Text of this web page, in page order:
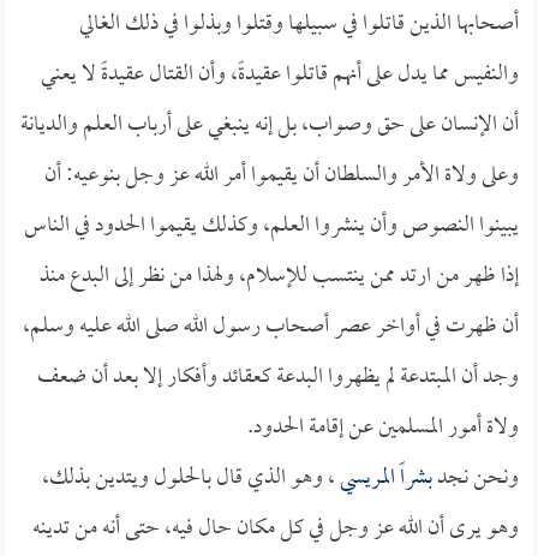
أصحابها الذين قاتلوا في سبيلها وقتلوا وبذلوا في ذلك الغالي
والنفيس مما يدل على أنهم قاتلوا عقيدةً، وأن القتال عقيدةً لا يعني
أن الإنسان على حق وصواب، بل إنه ينبغي على أرباب العلم والديانة
وعلى ولاة الأمر والسلطان أن يقيموا أمر الله عز وجل بنوعيه: أن
يبينوا النصوص وأن ينشروا العلم، وكذلك يقيموا الحدود في الناس
إذا ظهر من ارتد ممن ينتسب للإسلام، ولهذا من نظر إلى البدع منذ
أن ظهرت في أواخر عصر أصحاب رسول الله صلى الله عليه وسلم،
وجد أن المبتدعة لم يظهروا البدعة كعقائد وأفكار إلا بعد أن ضعف
ولاة أمور المسلمين عن إقامة الحدود.
ونحن نجدبشراً المريسي، وهو الذي قال بالحلول ويتدين بذلك،
وهو يرى أن الله عز وجل في كل مكان حال فيه، حتى أنه من تدينه